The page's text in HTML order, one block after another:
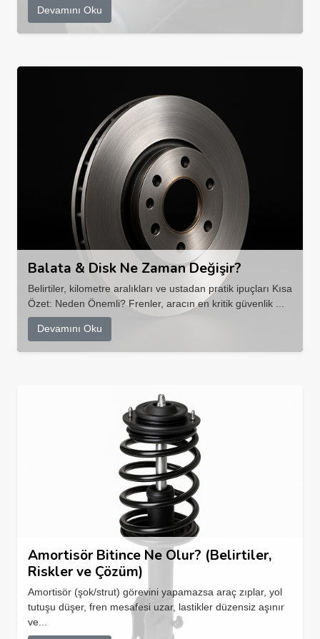
Devamını Oku
Balata & Disk Ne Zaman Değişir?
Belirtiler, kilometre aralıkları ve ustadan pratik ipuçları Kısa
Özet: Neden Önemli? Frenler, aracın en kritik güvenlik ...
Devamını Oku
Amortisör Bitince Ne Olur? (Belirtiler,
Riskler ve Çözüm)
Amortisör (şok/strut) görevini yapamazsa araç zıplar, yol
tutuşu düşer, fren mesafesi uzar, lastikler düzensiz aşınır
ve...